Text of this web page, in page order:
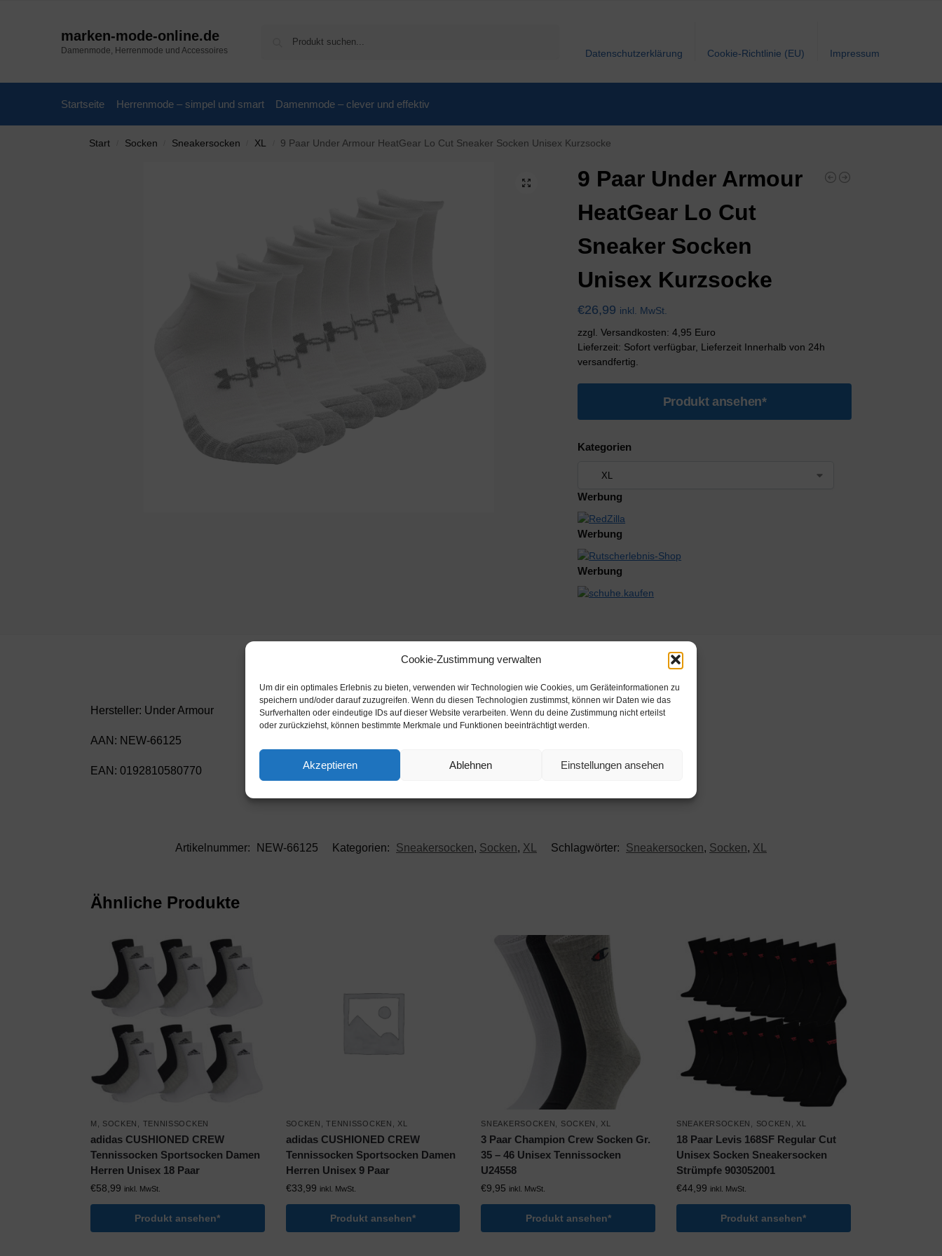
Cookie-Zustimmung verwalten
Um dir ein optimales Erlebnis zu bieten, verwenden wir Technologien wie Cookies, um Geräteinformationen zu
speichern und/oder darauf zuzugreifen. Wenn du diesen Technologien zustimmst, können wir Daten wie das
Surfverhalten oder eindeutige IDs auf dieser Website verarbeiten. Wenn du deine Zustimmung nicht erteilst
oder zurückziehst, können bestimmte Merkmale und Funktionen beeinträchtigt werden.
Akzeptieren Ablehnen Einstellungen ansehen
marken-mode-online.de
Damenmode, Herrenmode und Accessoires Datenschutzerklärung Cookie-Richtlinie (EU) Impressum
Startseite Herrenmode – simpel und smart Damenmode – clever und effektiv
Start Socken Sneakersocken XL 9 Paar Under Armour HeatGear Lo Cut Sneaker Socken Unisex Kurzsocke
9 Paar Under Armour
HeatGear Lo Cut
Sneaker Socken
Unisex Kurzsocke
€26,99 inkl. MwSt.
zzgl. Versandkosten: 4,95 Euro
Lieferzeit: Sofort verfügbar, Lieferzeit Innerhalb von 24h
versandfertig.
Produkt ansehen*
Kategorien
Werbung
Werbung
Werbung
Beschreibung
Hersteller: Under Armour
AAN: NEW-66125
EAN: 0192810580770
Artikelnummer: NEW-66125 Kategorien: Sneakersocken, Socken, XL Schlagwörter: Sneakersocken, Socken, XL
Ähnliche Produkte
M SOCKEN TENNISSOCKEN
adidas CUSHIONED CREW
Tennissocken Sportsocken Damen
Herren Unisex 18 Paar
€58,99 inkl. MwSt.
Produkt ansehen*
SOCKEN ,TENNISSOCKEN XL
adidas CUSHIONED CREW
Tennissocken Sportsocken Damen
Herren Unisex 9 Paar
€33,99 inkl. MwSt.
Produkt ansehen*
SNEAKERSOCKEN SOCKEN XL
3 Paar Champion Crew Socken Gr.
35 – 46 Unisex Tennissocken
U24558
€9,95 inkl. MwSt.
Produkt ansehen*
SNEAKERSOCKEN SOCKEN XL
18 Paar Levis 168SF Regular Cut
Unisex Socken Sneakersocken
Strümpfe 903052001
€44,99 inkl. MwSt.
Produkt ansehen*